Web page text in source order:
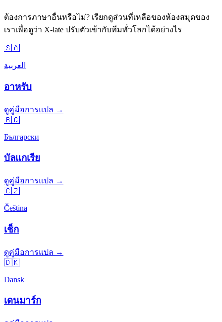
ต้องการภาษาอื่นหรือไม่? เรียกดูส่วนที่เหลือของห้องสมุดของ
เราเพื่อดูว่า X-late ปรับตัวเข้ากับทีมทั่วโลกได้อย่างไร
🇸🇦
العربية
อาหรับ
ดูคู่มือการแปล →
🇧🇬
Български
บัลแกเรีย
ดูคู่มือการแปล →
🇨🇿
Čeština
เช็ก
ดูคู่มือการแปล →
🇩🇰
Dansk
เดนมาร์ก